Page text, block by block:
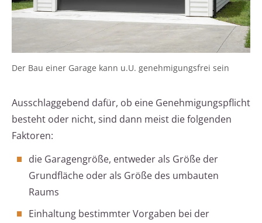
Der Bau einer Garage kann u.U. genehmigungsfrei sein
Ausschlaggebend dafür, ob eine Genehmigungspflicht
besteht oder nicht, sind dann meist die folgenden
Faktoren:
die Garagengröße, entweder als Größe der
Grundfläche oder als Größe des umbauten
Raums
Einhaltung bestimmter Vorgaben bei der